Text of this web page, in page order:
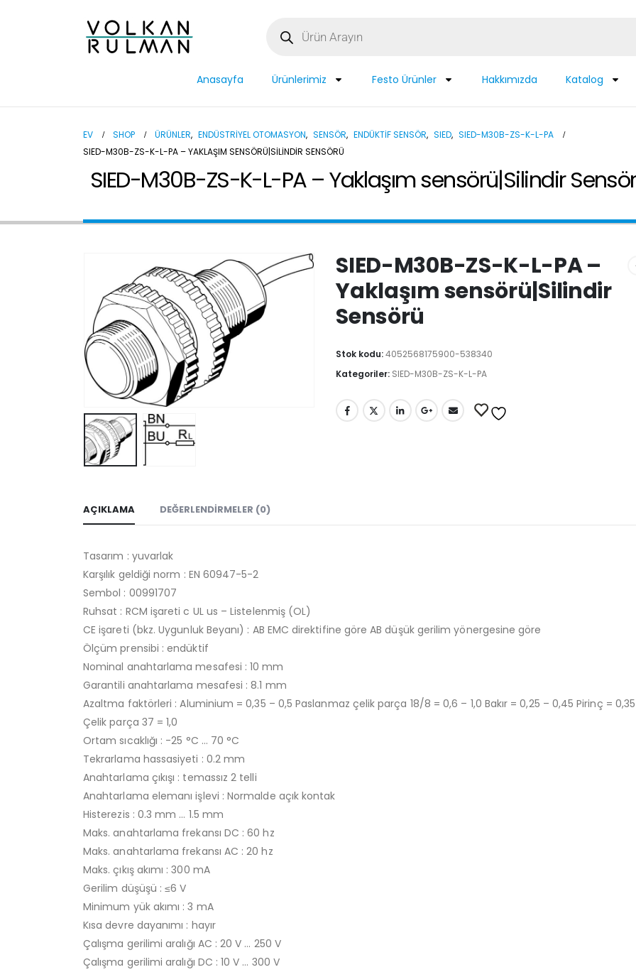
Anasayfa Ürünlerimiz Festo Ürünler Hakkımızda Katalog
EV SHOP ÜRÜNLER, ENDÜSTRIYEL OTOMASYON, SENSÖR, ENDÜKTIF SENSÖR, SIED, SIED-M30B-ZS-K-L-PA
SIED-M30B-ZS-K-L-PA – YAKLAŞIM SENSÖRÜ|SILINDIR SENSÖRÜ
SIED-M30B-ZS-K-L-PA – Yaklaşım sensörü|Silindir
SIED-M30B-ZS-K-L-PA –
Yaklaşım sensörü|Silindir
Sensörü
Stok kodu:4052568175900-538340
Kategoriler: SIED-M30B-ZS-K-L-PA
AÇIKLAMA DEĞERLENDIRMELER (0)
Tasarım : yuvarlak
Karşılık geldiği norm : EN 60947-5-2
Sembol : 00991707
Ruhsat : RCM işareti c UL us – Listelenmiş (OL)
CE işareti (bkz. Uygunluk Beyanı) : AB EMC direktifine göre AB düşük gerilim yönergesine göre
Ölçüm prensibi : endüktif
Nominal anahtarlama mesafesi : 10 mm
Garantili anahtarlama mesafesi : 8.1 mm
Azaltma faktörleri : Aluminium = 0,35 – 0,5 Paslanmaz çelik parça 18/8 = 0,6 – 1,0 Bakır = 0,25 – 0,45 Pirinç =
Çelik parça 37 = 1,0
Ortam sıcaklığı : -25 °C … 70 °C
Tekrarlama hassasiyeti : 0.2 mm
Anahtarlama çıkışı : temassız 2 telli
Anahtarlama elemanı işlevi : Normalde açık kontak
Histerezis : 0.3 mm … 1.5 mm
Maks. anahtarlama frekansı DC : 60 hz
Maks. anahtarlama frekansı AC : 20 hz
Maks. çıkış akımı : 300 mA
Gerilim düşüşü : ≤6 V
Minimum yük akımı : 3 mA
Kısa devre dayanımı : hayır
Çalışma gerilimi aralığı AC : 20 V … 250 V
Çalışma gerilimi aralığı DC : 10 V … 300 V